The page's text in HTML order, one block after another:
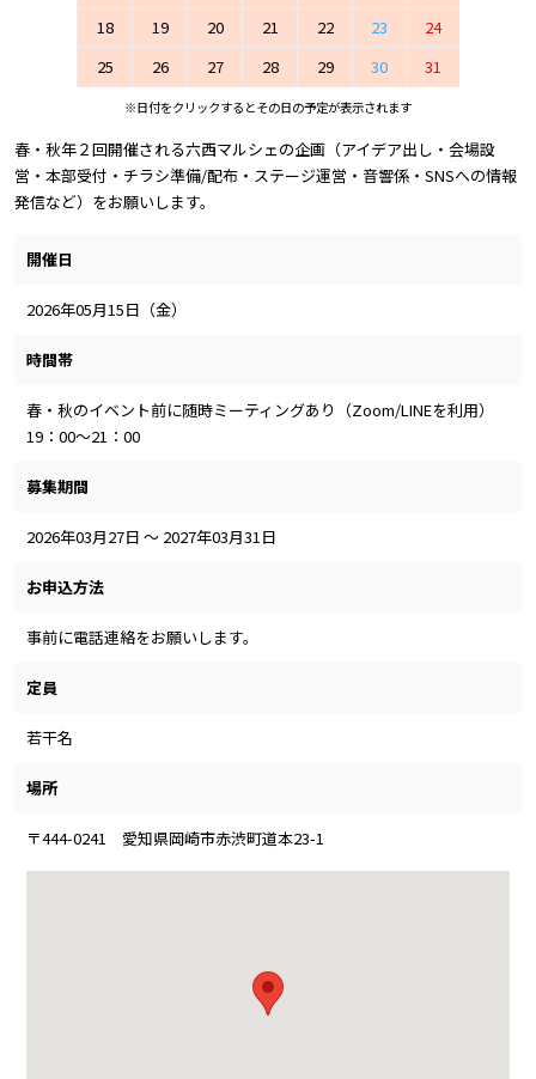
18
19 20 21 22 23
24
25
26 27 28 29 30 31
※日付をクリックするとその日の予定が表示されます
春・秋年２回開催される六西マルシェの企画（アイデア出し・会場設
営・本部受付・チラシ準備/配布・ステージ運営・音響係・SNSへの情報
発信など）をお願いします。
開催日
2026年05月15日（金）
時間帯
春・秋のイベント前に随時ミーティングあり（Zoom/LINEを利用）
19：00～21：00
募集期間
2026年03月27日 ～ 2027年03月31日
お申込方法
事前に電話連絡をお願いします。
定員
若干名
場所
〒444-0241 愛知県岡崎市赤渋町道本23-1